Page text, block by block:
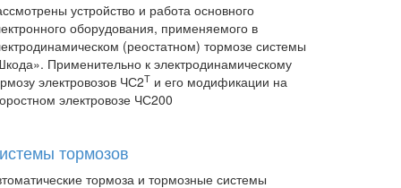
устройство и работа основного
оборудования, применяемого в
(реостатном) тормозе системы
Применительно к электродинамическому
электровозов ЧС2Т и его модификации на
электровозе ЧС200
тормозов
тормоза и тормозные системы